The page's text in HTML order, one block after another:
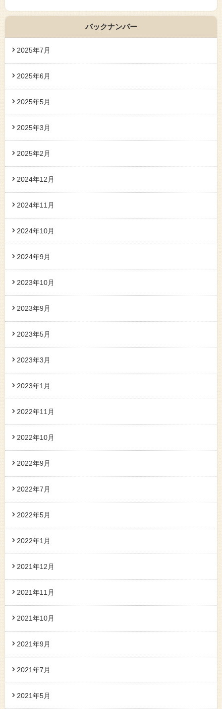
バックナンバー
2025年7月
2025年6月
2025年5月
2025年3月
2025年2月
2024年12月
2024年11月
2024年10月
2024年9月
2023年10月
2023年9月
2023年5月
2023年3月
2023年1月
2022年11月
2022年10月
2022年9月
2022年7月
2022年5月
2022年1月
2021年12月
2021年11月
2021年10月
2021年9月
2021年7月
2021年5月